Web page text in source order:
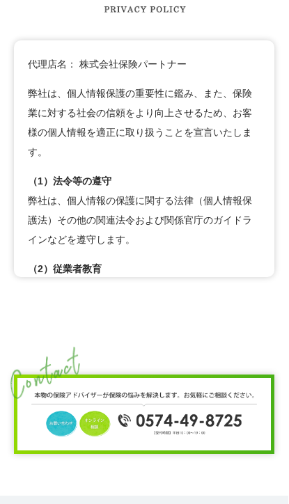
代理店名： 株式会社保険パートナー
弊社は、個人情報保護の重要性に鑑み、また、保険
業に対する社会の信頼をより向上させるため、お客
様の個人情報を適正に取り扱うことを宣言いたしま
す。
（1）法令等の遵守
弊社は、個人情報の保護に関する法律（個人情報保
護法）その他の関連法令および関係官庁のガイドラ
インなどを遵守します。
（2）従業者教育
弊社は、保険会社から保険募集業務の委託を受けて
取得した個人情報（個人番号および特定個人情報に
ついては、下記（８）を参照ください。）を、損害
保険、生命保険およびこれらに付帯・関連するサー
ビスの提供等の保険会社の業務の遂行に必要な範囲
内で利用します。また、弊社は複数の保険会社と取